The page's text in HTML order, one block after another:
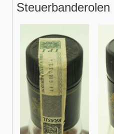
Steuerbanderolen